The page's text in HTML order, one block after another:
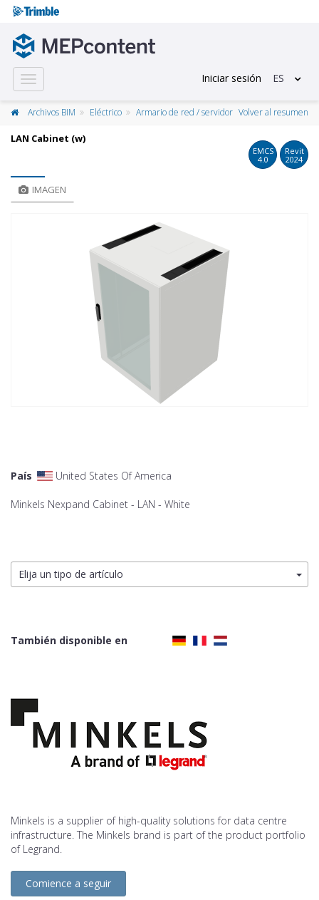
Toggle
navigation
Iniciar sesión ES
Archivos BIM Eléctrico Armario de red / servidor Volver al resumen
LAN Cabinet (w)
EMCS
4.0
Revit
2024
IMAGEN
País United States Of America
Minkels Nexpand Cabinet - LAN - White
Elija un tipo de artículo
También disponible en
Minkels is a supplier of high-quality solutions for data centre
infrastructure. The Minkels brand is part of the product portfolio
of Legrand.
Comience a seguir